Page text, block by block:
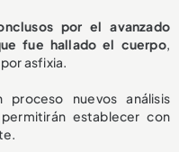
por el avanzado
fue hallado el cuerpo,
asfixia.
nuevos análisis
establecer con